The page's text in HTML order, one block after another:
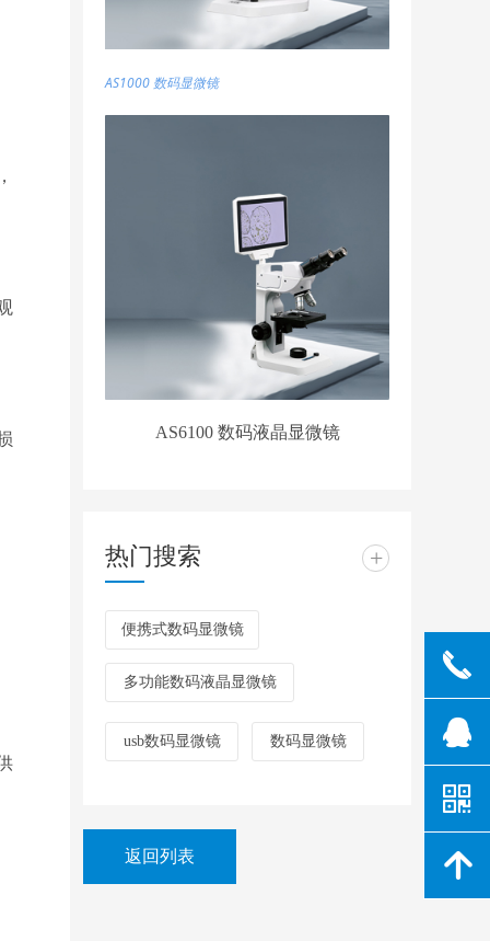
AS1000 数码显微镜
AS6100 数码液晶显微镜
热门搜索
便携式数码显微镜
多功能数码液晶显微镜
usb数码显微镜 数码显微镜
+
返回列表
끅
뀩
낃
녕